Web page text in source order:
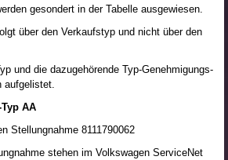
gesondert in der Tabelle ausgewiesen.
über den Verkaufstyp und nicht über den
und die dazugehörende Typ-Genehmigungs-
aufgelistet.
AA
Stellungnahme 8111790062
stehen im Volkswagen ServiceNet